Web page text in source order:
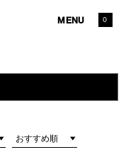
MENU 0